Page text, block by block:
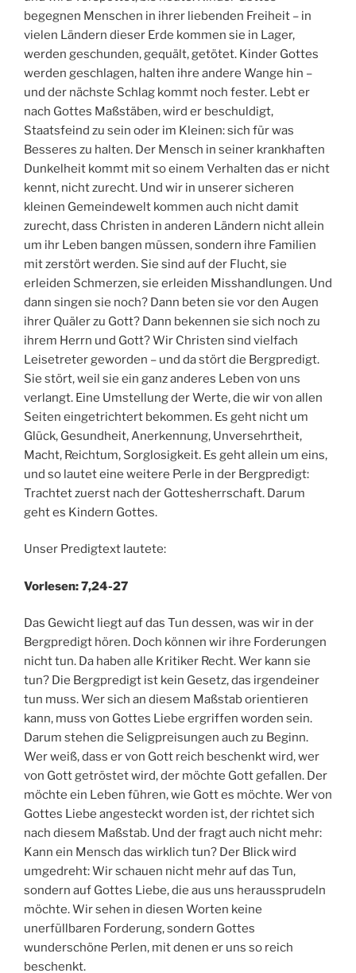
begegnen Menschen in ihrer liebenden Freiheit – in
vielen Ländern dieser Erde kommen sie in Lager,
werden geschunden, gequält, getötet. Kinder Gottes
werden geschlagen, halten ihre andere Wange hin –
und der nächste Schlag kommt noch fester. Lebt er
nach Gottes Maßstäben, wird er beschuldigt,
Staatsfeind zu sein oder im Kleinen: sich für was
Besseres zu halten. Der Mensch in seiner krankhaften
Dunkelheit kommt mit so einem Verhalten das er nicht
kennt, nicht zurecht. Und wir in unserer sicheren
kleinen Gemeindewelt kommen auch nicht damit
zurecht, dass Christen in anderen Ländern nicht allein
um ihr Leben bangen müssen, sondern ihre Familien
mit zerstört werden. Sie sind auf der Flucht, sie
erleiden Schmerzen, sie erleiden Misshandlungen. Und
dann singen sie noch? Dann beten sie vor den Augen
ihrer Quäler zu Gott? Dann bekennen sie sich noch zu
ihrem Herrn und Gott? Wir Christen sind vielfach
Leisetreter geworden – und da stört die Bergpredigt.
Sie stört, weil sie ein ganz anderes Leben von uns
verlangt. Eine Umstellung der Werte, die wir von allen
Seiten eingetrichtert bekommen. Es geht nicht um
Glück, Gesundheit, Anerkennung, Unversehrtheit,
Macht, Reichtum, Sorglosigkeit. Es geht allein um eins,
und so lautet eine weitere Perle in der Bergpredigt:
Trachtet zuerst nach der Gottesherrschaft. Darum
geht es Kindern Gottes.
Unser Predigtext lautete:
Vorlesen: 7,24-27
Das Gewicht liegt auf das Tun dessen, was wir in der
Bergpredigt hören. Doch können wir ihre Forderungen
nicht tun. Da haben alle Kritiker Recht. Wer kann sie
tun? Die Bergpredigt ist kein Gesetz, das irgendeiner
tun muss. Wer sich an diesem Maßstab orientieren
kann, muss von Gottes Liebe ergriffen worden sein.
Darum stehen die Seligpreisungen auch zu Beginn.
Wer weiß, dass er von Gott reich beschenkt wird, wer
von Gott getröstet wird, der möchte Gott gefallen. Der
möchte ein Leben führen, wie Gott es möchte. Wer von
Gottes Liebe angesteckt worden ist, der richtet sich
nach diesem Maßstab. Und der fragt auch nicht mehr:
Kann ein Mensch das wirklich tun? Der Blick wird
umgedreht: Wir schauen nicht mehr auf das Tun,
sondern auf Gottes Liebe, die aus uns heraussprudeln
möchte. Wir sehen in diesen Worten keine
unerfüllbaren Forderung, sondern Gottes
wunderschöne Perlen, mit denen er uns so reich
beschenkt.